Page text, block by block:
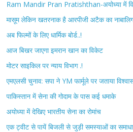
b
o
o
t
e
r
Ram Mandir Pran Pratishthan-अयोध्या में
मासूम लेकिन खतरनाक है आरपीजी अटैक का
अब फिल्मों के लिए धार्मिक बोर्ड..!
आज बिखर जाएगा इमरान खान का विकेट
मोटर साइकिल पर न्याय विभाग .!
एमएलसी चुनाव: सपा ने YM फार्मूले पर जताया
पाकिस्तान में सेना की गोदाम के पास कई धमाके
अयोध्या में देखिए भारतीय सेना का रोमांच
एक ट्वीट से पायें बिजली से जुड़ी समस्याओं का